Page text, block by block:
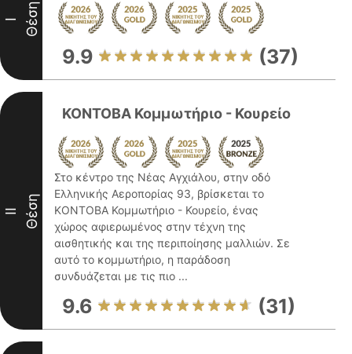
I Θέση
9.9 (37)
II Θέση
ΚΟΝΤΟΒΑ Κομμωτήριο - Κουρείο
Στο κέντρο της Νέας Αγχιάλου, στην οδό
Ελληνικής Αεροπορίας 93, βρίσκεται το
ΚΟΝΤΟΒΑ Κομμωτήριο - Κουρείο, ένας
χώρος αφιερωμένος στην τέχνη της
αισθητικής και της περιποίησης μαλλιών. Σε
αυτό το κομμωτήριο, η παράδοση
συνδυάζεται με τις πιο ...
9.6 (31)